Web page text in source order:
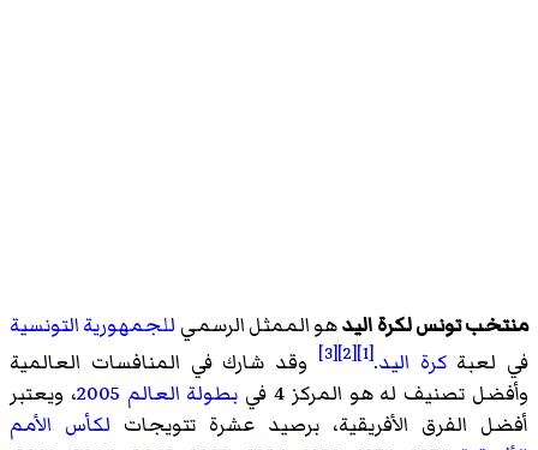
منتخب تونس لكرة اليدهو الممثل الرسمي للجمهورية التونسية
في لعبةكرة اليد.
[1]
[2]
[3]
وقد شارك في المنافسات العالمية
وأفضل تصنيف له هو المركز 4 في
بطولة العالم 2005
، ويعتبر
أفضل الفرق الأفريقية، برصيد عشرة تتويجات لكأس الأمم